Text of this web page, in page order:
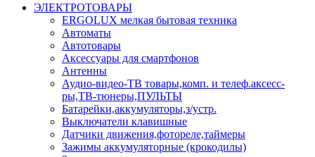
ЭЛЕКТРОТОВАРЫ
ERGOLUX мелкая бытовая техника
Автоматы
Автотовары
Аксессуары для смартфонов
Антенны
Аудио-видео-ТВ товары,комп. и телеф.аксесс-
ры,ТВ-тюнеры,ПУЛЬТЫ
Батарейки,аккумуляторы,з/устр.
Выключатели клавишные
Датчики движения,фотореле,таймеры
Зажимы аккумуляторные (крокодилы)